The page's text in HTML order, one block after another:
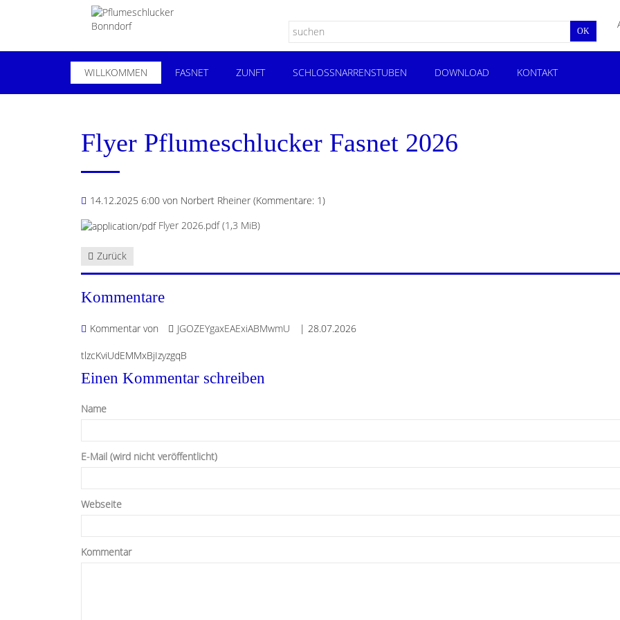
OK
WILLKOMMEN FASNET ZUNFT SCHLOSSNARRENSTUBEN DOWNLOAD KONTAKT
Flyer Pflumeschlucker Fasnet 2026
14.12.2025 6:00 von Norbert Rheiner (Kommentare: 1)
Flyer 2026.pdf(1,3 MiB)
Zurück
Kommentare
Kommentar von JGOZEYgaxEAExiABMwmU | 28.07.2026
tlzcKviUdEMMxBjIzyzgqB
Einen Kommentar schreiben
Name
E-Mail (wird nicht veröffentlicht)
Webseite
Kommentar